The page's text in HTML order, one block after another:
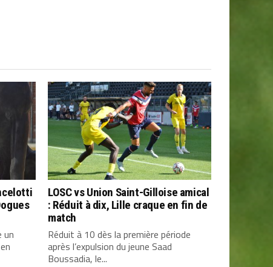
un
LOSC vs Union Saint-Gilloise amical
: Réduit à dix, Lille craque en fin de
match
Réduit à 10 dès la première période
après l’expulsion du jeune Saad
Boussadia, le...